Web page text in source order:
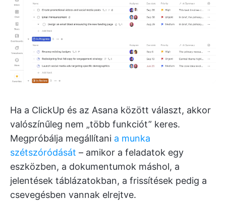
Ha a ClickUp és az Asana között választ, akkor
valószínűleg nem „több funkciót” keres.
Megpróbálja megállítani a munka
szétszóródását – amikor a feladatok egy
eszközben, a dokumentumok máshol, a
jelentések táblázatokban, a frissítések pedig a
csevegésben vannak elrejtve.